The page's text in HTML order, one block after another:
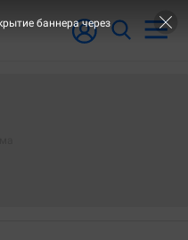
баннера через